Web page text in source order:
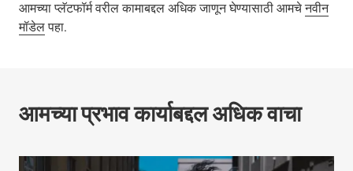
आमच्या प्लॅटफॉर्म वरील कामाबद्दल अधिक जाणून घेण्यासाठी आमचेनवीन
मॉडेलपहा.
आमच्या प्रभाव कार्याबद्दल अधिक वाचा